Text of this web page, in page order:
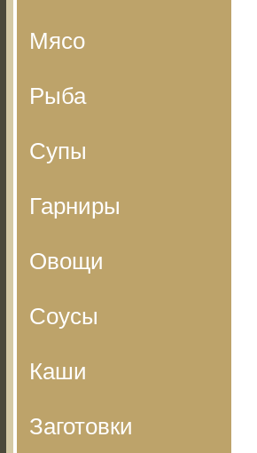
Мясо
Рыба
Супы
Гарниры
Овощи
Соусы
Каши
Заготовки